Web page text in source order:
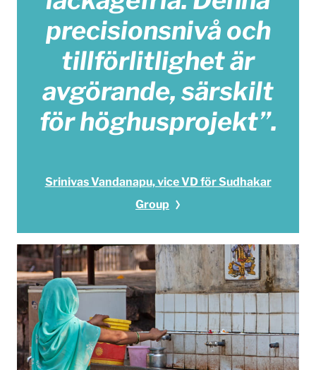
precisionsnivå och
tillförlitlighet är
avgörande, särskilt
för höghusprojekt”.
Srinivas Vandanapu, vice VD för Sudhakar
Group